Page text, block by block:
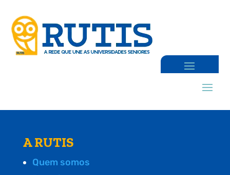
A RUTIS
Quem somos